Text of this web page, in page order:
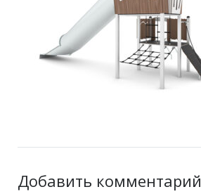
Добавить комментарий